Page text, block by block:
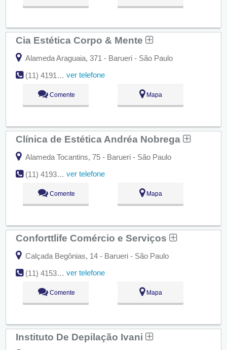
Cia Estética Corpo & Mente
Alameda Araguaia, 371 - Barueri - São Paulo
(11) 4191-7001
ver telefone
Comente Mapa
Clínica de Estética Andréa Nobrega
Alameda Tocantins, 75 - Barueri - São Paulo
(11) 4193-8171
ver telefone
Comente Mapa
Conforttlife Comércio e Serviços
Calçada Begônias, 14 - Barueri - São Paulo
(11) 4153-0546
ver telefone
Comente Mapa
Instituto De Depilação Ivani